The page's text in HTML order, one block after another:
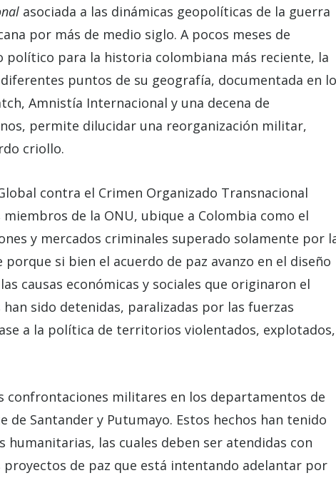
asociada a las dinámicas geopolíticas de la guerra
por más de medio siglo. A pocos meses de
para la historia colombiana más reciente, la
puntos de su geografía, documentada en
Amnistía Internacional y una decena de
permite dilucidar una reorganización militar,
criollo.
contra el Crimen Organizado Transnacional
de la ONU, ubique a Colombia como el
y mercados criminales superado solamente por
si bien el acuerdo de paz avanzo en el diseño
causas económicas y sociales que originaron el
sido detenidas, paralizadas por las fuerzas
a la política de territorios violentados, explotados,
confrontaciones militares en los departamentos de
de Santander y Putumayo. Estos hechos han tenido
las cuales deben ser atendidas con
de paz que está intentando adelantar por